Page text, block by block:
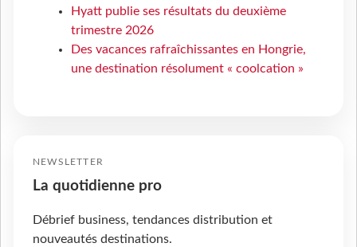
Hyatt publie ses résultats du deuxième
trimestre 2026
Des vacances rafraîchissantes en Hongrie,
une destination résolument « coolcation »
NEWSLETTER
La quotidienne pro
Débrief business, tendances distribution et
nouveautés destinations.